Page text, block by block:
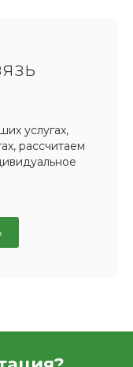
услугах,
рассчитаем